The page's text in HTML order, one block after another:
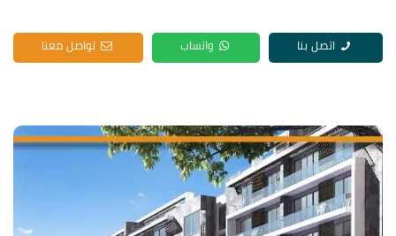
اتصل بنا واتساب تواصل معنا